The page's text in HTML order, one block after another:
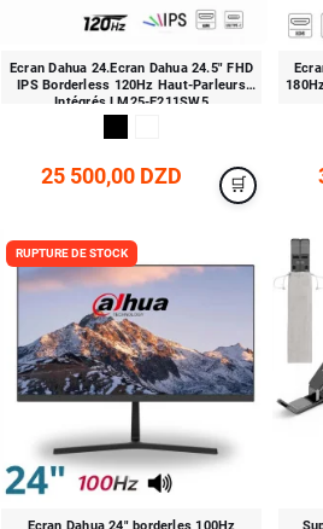
Ecran Dahua 24.Ecran Dahua 24.5″ FHD
IPS Borderless 120Hz Haut-Parleurs
Intégrés LM25-E211SW5
25 500,00 DZD
RUPTURE DE STOCK